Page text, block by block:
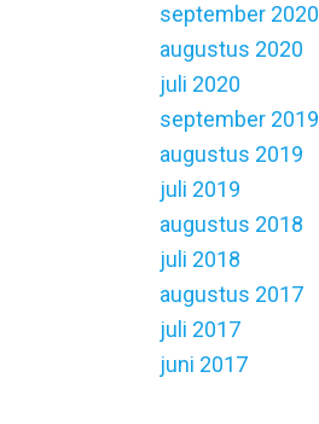
september 2020
augustus 2020
juli 2020
september 2019
augustus 2019
juli 2019
augustus 2018
juli 2018
augustus 2017
juli 2017
juni 2017